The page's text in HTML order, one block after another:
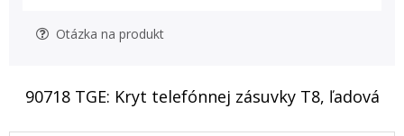
Otázka na produkt
90718 TGE: Kryt telefónnej zásuvky T8, ľadová